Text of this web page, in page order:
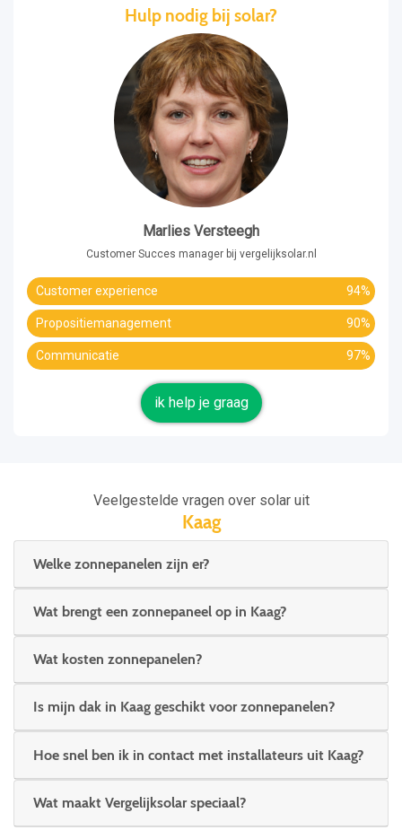
Hulp nodig bij solar?
Marlies Versteegh
Customer Succes manager bij vergelijksolar.nl
Customer experience 94%
Propositiemanagement 90%
Communicatie 97%
ik help je graag
Veelgestelde vragen over solar uit
Kaag
Welke zonnepanelen zijn er?
Wat brengt een zonnepaneel op in Kaag?
Wat kosten zonnepanelen?
Is mijn dak in Kaag geschikt voor zonnepanelen?
Hoe snel ben ik in contact met installateurs uit Kaag?
Wat maakt Vergelijksolar speciaal?